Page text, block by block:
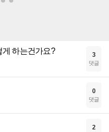
게 하는건가요? 3
댓글
0
댓글
2